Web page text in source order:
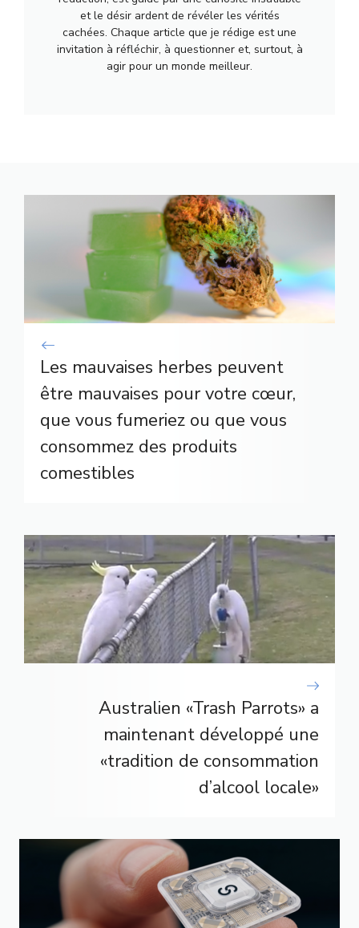
et le désir ardent de révéler les vérités
cachées. Chaque article que je rédige est une
invitation à réfléchir, à questionner et, surtout, à
agir pour un monde meilleur.
Les mauvaises herbes peuvent
être mauvaises pour votre cœur,
que vous fumeriez ou que vous
consommez des produits
comestibles
Australien «Trash Parrots» a
maintenant développé une
«tradition de consommation
d’alcool locale»